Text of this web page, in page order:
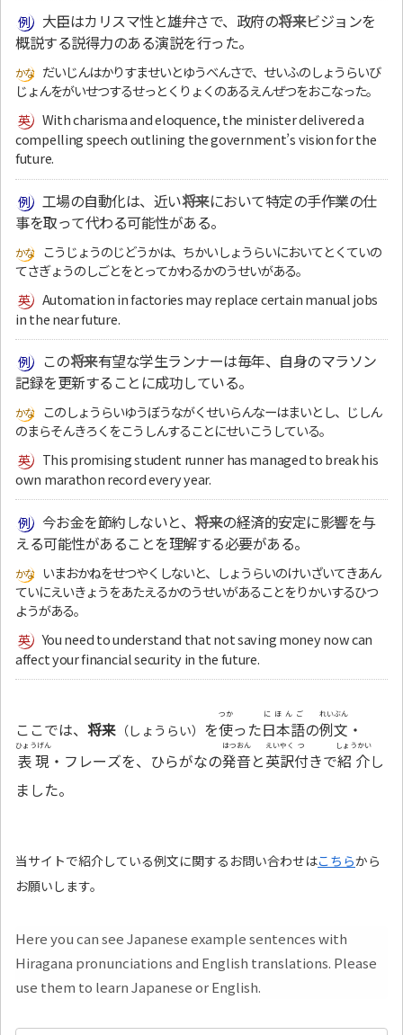
大臣はカリスマ性と雄弁さで、政府の将来ビジョンを
概説する説得力のある演説を行った。
だいじんはかりすませいとゆうべんさで、せいふのしょうらいび
じょんをがいせつするせっとくりょくのあるえんぜつをおこなった。
With charisma and eloquence, the minister delivered a
compelling speech outlining the government’s vision for the
future.
工場の自動化は、近い将来において特定の手作業の仕
事を取って代わる可能性がある。
こうじょうのじどうかは、ちかいしょうらいにおいてとくていの
てさぎょうのしごとをとってかわるかのうせいがある。
Automation in factories may replace certain manual jobs
in the near future.
この将来有望な学生ランナーは毎年、自身のマラソン
記録を更新することに成功している。
このしょうらいゆうぼうながくせいらんなーはまいとし、じしん
のまらそんきろくをこうしんすることにせいこうしている。
This promising student runner has managed to break his
own marathon record every year.
今お金を節約しないと、 将来の経済的安定に影響を与
える可能性があることを理解する必要がある。
いまおかねをせつやくしないと、しょうらいのけいざいてきあん
ていにえいきょうをあたえるかのうせいがあることをりかいするひつ
ようがある。
You need to understand that not saving money now can
affect your financial security in the future.
ここでは、 将来 （しょうらい） を使
つか
った日本語
にほんご
の例文
れいぶん
・
表現
ひょうげん
・フレーズを、ひらがなの発音
はつおん
と英訳
えいやく
付
つ
きで紹介
しょうかい
し
ました。
当サイトで紹介している例文に関するお問い合わせはこちらから
お願いします。
Here you can see Japanese example sentences with
Hiragana pronunciations and English translations. Please
use them to learn Japanese or English.